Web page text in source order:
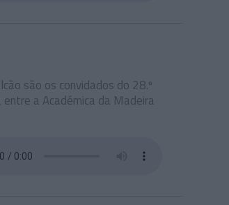
são os convidados do 28.º
a Académica da Madeira